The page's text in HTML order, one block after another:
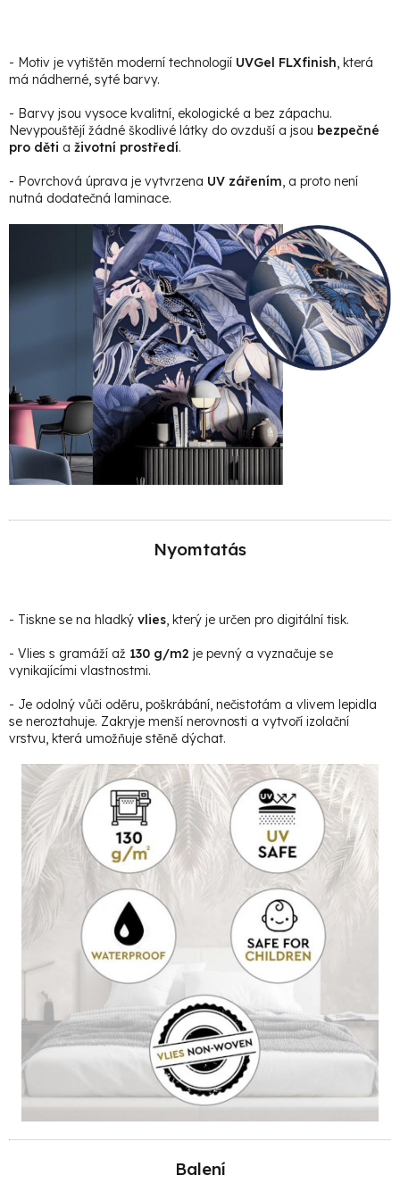
- Motiv je vytištěn moderní technologií UVGel FLXfinish, která
má nádherné, syté barvy.
- Barvy jsou vysoce kvalitní, ekologické a bez zápachu.
Nevypouštějí žádné škodlivé látky do ovzduší a jsou bezpečné
pro děti a životní prostředí.
- Povrchová úprava je vytvrzena UV zářením, a proto není
nutná dodatečná laminace.
Nyomtatás
- Tiskne se na hladký vlies, který je určen pro digitální tisk.
- Vlies s gramáží až 130 g/m2 je pevný a vyznačuje se
vynikajícími vlastnostmi.
- Je odolný vůči oděru, poškrábání, nečistotám a vlivem lepidla
se neroztahuje. Zakryje menší nerovnosti a vytvoří izolační
vrstvu, která umožňuje stěně dýchat.
Balení